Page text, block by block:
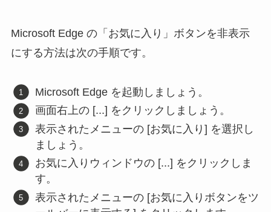
Microsoft Edge の「お気に入り」ボタンを非表示
にする方法は次の手順です。
Microsoft Edge を起動しましょう。
画面右上の [...] をクリックしましょう。
表示されたメニューの [お気に入り] を選択し
ましょう。
お気に入りウィンドウの [...] をクリックしま
す。
表示されたメニューの [お気に入りボタンをツ